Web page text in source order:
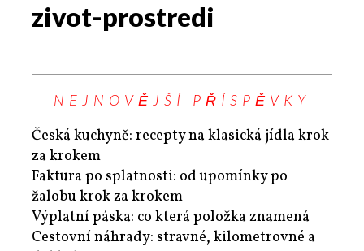
zivot-prostredi
NEJNOVĚJŠÍ PŘÍSPĚVKY
Česká kuchyně: recepty na klasická jídla krok
za krokem
Faktura po splatnosti: od upomínky po
žalobu krok za krokem
Výplatní páska: co která položka znamená
Cestovní náhrady: stravné, kilometrovné a